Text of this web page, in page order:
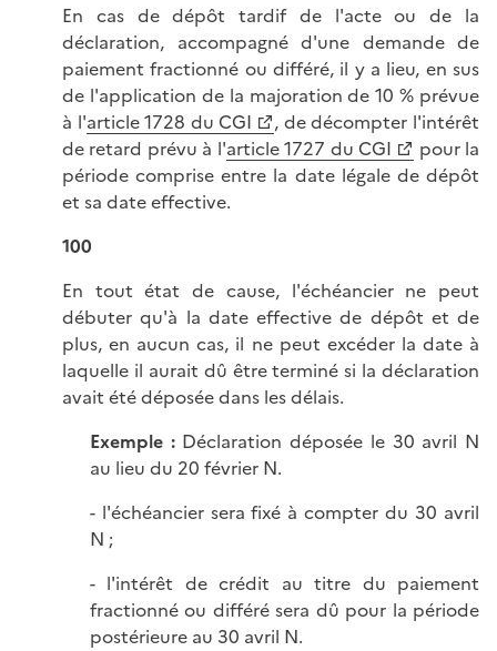
En cas de dépôt tardif de l'acte ou de la
déclaration, accompagné d'une demande de
paiement fractionné ou différé, il y a lieu, en sus
de l'application de la majoration de 10 % prévue
à l'article 1728 du CGI
, de décompter l'intérêt
de retard prévu à l'article 1727 du CGI
pour la
période comprise entre la date légale de dépôt
et sa date effective.
100
En tout état de cause, l'échéancier ne peut
débuter qu'à la date effective de dépôt et de
plus, en aucun cas, il ne peut excéder la date à
laquelle il aurait dû être terminé si la déclaration
avait été déposée dans les délais.
Exemple :Déclaration déposée le 30 avril N
au lieu du 20 février N.
- l'échéancier sera fixé à compter du 30 avril
N ;
- l'intérêt de crédit au titre du paiement
fractionné ou différé sera dû pour la période
postérieure au 30 avril N.